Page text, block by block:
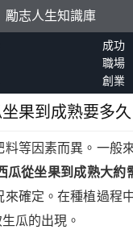
勵志人生知識庫
成功
職場
創業
果到成熟要多久
等因素而異。一般
瓜從坐果到成熟大約
確定。在種植過程
瓜的出現。